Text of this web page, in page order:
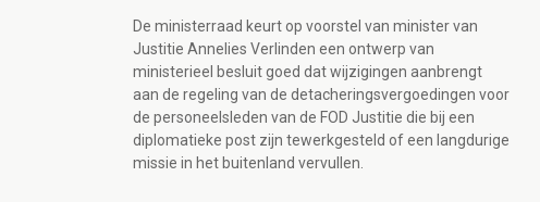
De ministerraad keurt op voorstel van minister van
Justitie Annelies Verlinden een ontwerp van
ministerieel besluit goed dat wijzigingen aanbrengt
aan de regeling van de detacheringsvergoedingen voor
de personeelsleden van de FOD Justitie die bij een
diplomatieke post zijn tewerkgesteld of een langdurige
missie in het buitenland vervullen.